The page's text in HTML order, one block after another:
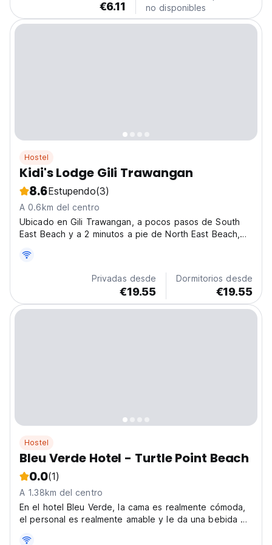
€6.11
no disponibles
Hostel
Kidi's Lodge Gili Trawangan
8.6Estupendo(3)
A 0.6km del centro
Ubicado en Gili Trawangan, a pocos pasos de South
East Beach y a 2 minutos a pie de North East Beach,
Privadas desde
€19.55
Dormitorios desde
€19.55
Hostel
Bleu Verde Hotel - Turtle Point Beach
0.0(1)
A 1.38km del centro
En el hotel Bleu Verde, la cama es realmente cómoda,
el personal es realmente amable y le da una bebida de